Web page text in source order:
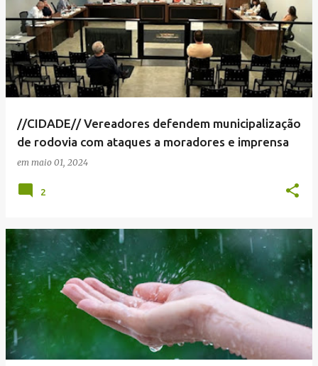
//CIDADE// Vereadores defendem municipalização
de rodovia com ataques a moradores e imprensa
em maio 01, 2024
2